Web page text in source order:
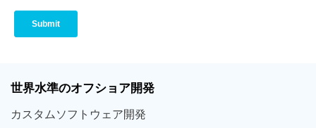
世界水準のオフショア開発
カスタムソフトウェア開発